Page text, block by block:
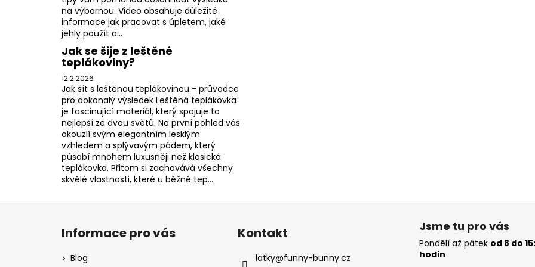
na výbornou. Video obsahuje důležité
informace jak pracovat s úpletem, jaké
jehly použít a...
Jak se šije z leštěné
teplákoviny?
12.2.2026
Jak šít s leštěnou teplákovinou - průvodce
pro dokonalý výsledek Leštěná teplákovka
je fascinující materiál, který spojuje to
nejlepší ze dvou světů. Na první pohled vás
okouzlí svým elegantním lesklým
vzhledem a splývavým pádem, který
působí mnohem luxusněji než klasická
teplákovka. Přitom si zachovává všechny
skvělé vlastnosti, které u běžné tep...
Informace pro vás
Blog
Kontakt
latky@funny-bunny.cz
Jsme tu pro vás
Pondělí až pátek od 8 do
hodin